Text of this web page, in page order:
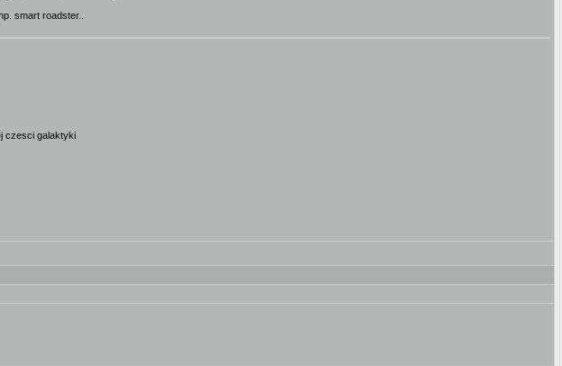
smart roadster..
czesci galaktyki